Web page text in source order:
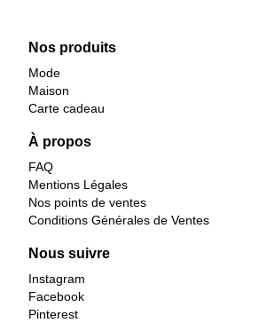
Nos produits
Mode
Maison
Carte cadeau
À propos
FAQ
Mentions Légales
Nos points de ventes
Conditions Générales de Ventes
Nous suivre
Instagram
Facebook
Pinterest